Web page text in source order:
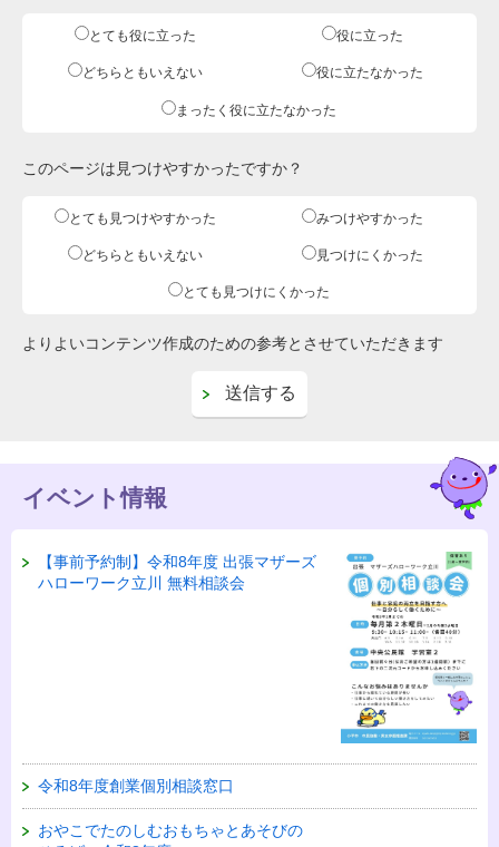
とても役に立った 役に立った
どちらともいえない 役に立たなかった
まったく役に立たなかった
このページは見つけやすかったですか？
とても見つけやすかった みつけやすかった
どちらともいえない 見つけにくかった
とても見つけにくかった
よりよいコンテンツ作成のための参考とさせていただきます
イベント情報
【事前予約制】令和8年度 出張マザーズ
ハローワーク立川 無料相談会
令和8年度創業個別相談窓口
おやこでたのしむおもちゃとあそびの